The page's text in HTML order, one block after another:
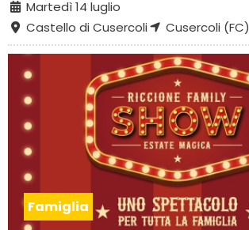
Martedì 14 luglio
Castello di Cusercoli
Cusercoli (FC)
Famiglia